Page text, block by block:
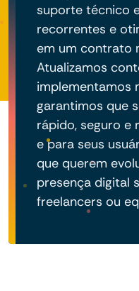
suporte técnico
recorrentes e
em um contrato
Atualizamos
implementamos
garantimos que
rápido, seguro e
e para seus
que querem
presença digital
freelancers ou